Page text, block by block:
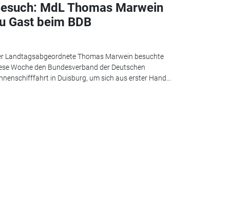
MdL Thomas Marwein
Gast beim BDB
Landtagsabgeordnete Thomas Marwein besuchte
Woche den Bundesverband der Deutschen
in Duisburg, um sich aus erster Hand...